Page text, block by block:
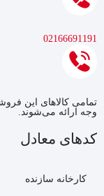
02166691191
تمامی کالاهای این
وجه ارائه می‌شوند.
کدهای معادل
کارخانه سازنده